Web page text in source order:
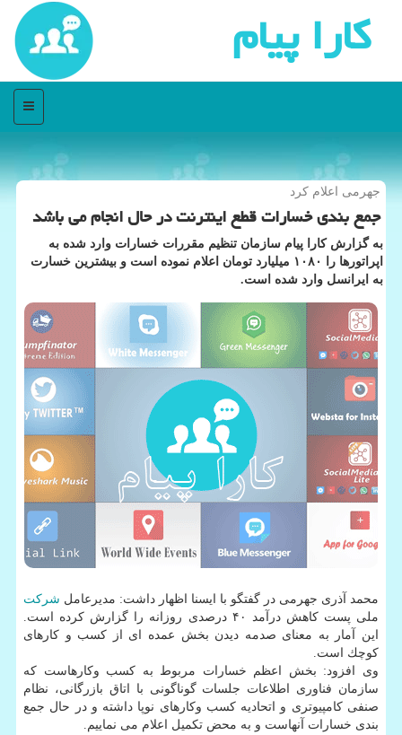
كارا پیام
منو
جهرمی اعلام كرد
جمع بندی خسارات قطع اینترنت در حال انجام می باشد
به گزارش كارا پیام سازمان تنظیم مقررات خسارات وارد شده به
اپراتورها را ۱۰۸۰ میلیارد تومان اعلام نموده است و بیشترین خسارت
به ایرانسل وارد شده است.
محمد آذری جهرمی در گفتگو با ایسنا اظهار داشت: مدیرعامل شركت
ملی پست كاهش درآمد ۴۰ درصدی روزانه را گزارش كرده است.
این آمار به معنای صدمه دیدن بخش عمده ای از كسب و كارهای
كوچك است.
وی افزود: بخش اعظم خسارات مربوط به كسب وكارهاست كه
سازمان فناوری اطلاعات جلسات گوناگونی با اتاق بازرگانی، نظام
صنفی كامپیوتری و اتحادیه كسب وكارهای نوپا داشته و در حال جمع
بندی خسارات آنهاست و به محض تكمیل اعلام می نماییم.